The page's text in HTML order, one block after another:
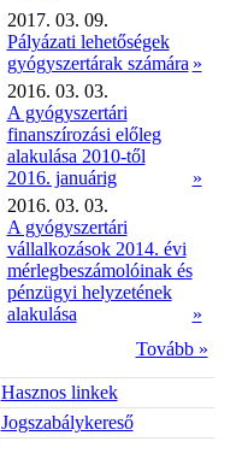
2017. 03. 09.
Pályázati lehetőségek
gyógyszertárak számára »
2016. 03. 03.
A gyógyszertári
finanszírozási előleg
alakulása 2010-től
2016. januárig
»
2016. 03. 03.
A gyógyszertári
vállalkozások 2014. évi
mérlegbeszámolóinak és
pénzügyi helyzetének
alakulása
»
Tovább »
Hasznos linkek
Jogszabálykereső